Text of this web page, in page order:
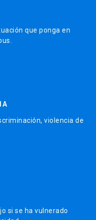
que ponga en
violencia de
si se ha vulnerado